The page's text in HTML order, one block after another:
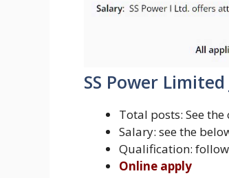
SS Power
Total posts: See
Salary: see the
Qualification:
Online apply